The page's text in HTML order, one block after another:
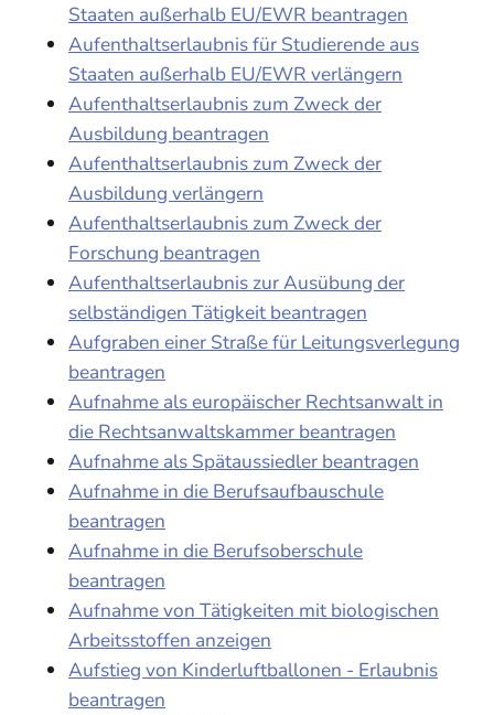
Staaten außerhalb EU/EWR beantragen
Aufenthaltserlaubnis für Studierende aus
Staaten außerhalb EU/EWR verlängern
Aufenthaltserlaubnis zum Zweck der
Ausbildung beantragen
Aufenthaltserlaubnis zum Zweck der
Ausbildung verlängern
Aufenthaltserlaubnis zum Zweck der
Forschung beantragen
Aufenthaltserlaubnis zur Ausübung der
selbständigen Tätigkeit beantragen
Aufgraben einer Straße für Leitungsverlegung
beantragen
Aufnahme als europäischer Rechtsanwalt in
die Rechtsanwaltskammer beantragen
Aufnahme als Spätaussiedler beantragen
Aufnahme in die Berufsaufbauschule
beantragen
Aufnahme in die Berufsoberschule
beantragen
Aufnahme von Tätigkeiten mit biologischen
Arbeitsstoffen anzeigen
Aufstieg von Kinderluftballonen - Erlaubnis
beantragen